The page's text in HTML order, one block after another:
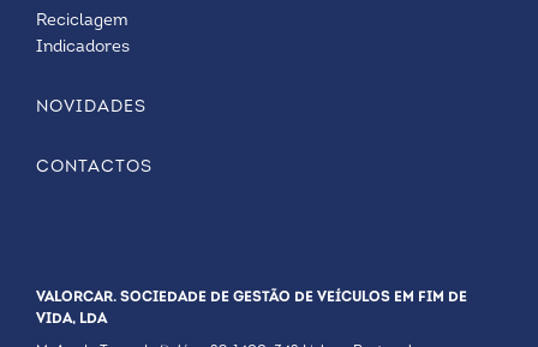
Reciclagem
Indicadores
NOVIDADES
CONTACTOS
VALORCAR. SOCIEDADE DE GESTÃO DE VEÍCULOS EM FIM DE
VIDA, LDA